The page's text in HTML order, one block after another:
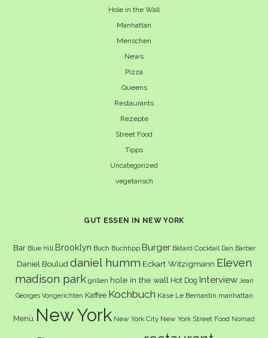
Hole in the Wall
Manhattan
Menschen
News
Pizza
Queens
Restaurants
Rezepte
Street Food
Tipps
Uncategorized
vegetarisch
GUT ESSEN IN NEW YORK
Bar Blue Hill Brooklyn Buch Buchtipp Burger Bâtard Cocktail Dan Barber
Daniel Boulud daniel humm Eckart Witzigmann Eleven
madison park grillen hole in the wall Hot Dog Interview Jean
Georges Vongerichten Kaffee Kochbuch Käse Le Bernardin manhattan
Menü New York New York City New York Street Food Nomad